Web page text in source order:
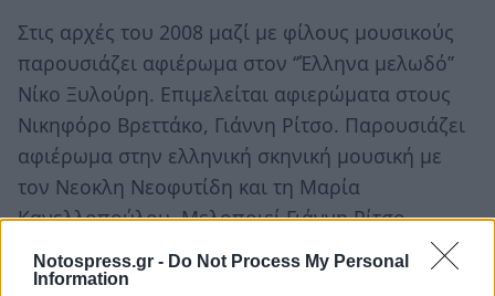
Notospress.gr - Do Not Process My Personal
Information
Στις αρχές του 2008 μαζί με φίλους μουσικούς
παρουσιάζει αφιέρωμα στον ‘’Έλληνα μελωδό’’
Νίκο Ξυλούρη. Επιμελείται αφιερώματα στους
Νικηφόρο Βρεττάκο, Γιάννη Ρίτσο. Παρουσιάζει
αφιέρωμα στην ελληνική σκηνική μουσική με
τον Νεοκλη Νεοφυτίδη και τη Μαρία
Κανελλοπούλου. Μελοποιεί Γιάννη Ρίτσο,
Νικηφόρο Βρεττάκο, Κώστα Καρυωτάκη, Μανόλη
Αναγνωστάκη, Γιολάντα Πέγκλη, Μποντλέρ και